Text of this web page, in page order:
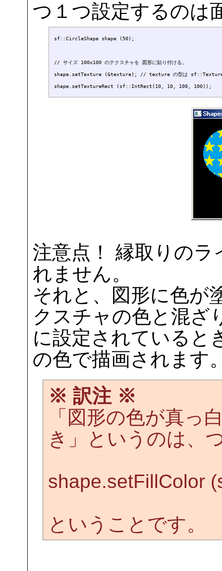
つ１つ設定するのは
sf::CircleShape shape (50);
// サイズ 100x100 のテクスチャを 図形に貼り付ける。
shape.setTexture (&texture); // texture の型は
注意点！ 縁取りの
れません。
それと、図形に色が
クスチャの色と混ざ
に設定されていると
の色で描画されます
※ 訳注 ※
「図形の色が真っ
き」というのは、
shape.setFillColor
ということです。